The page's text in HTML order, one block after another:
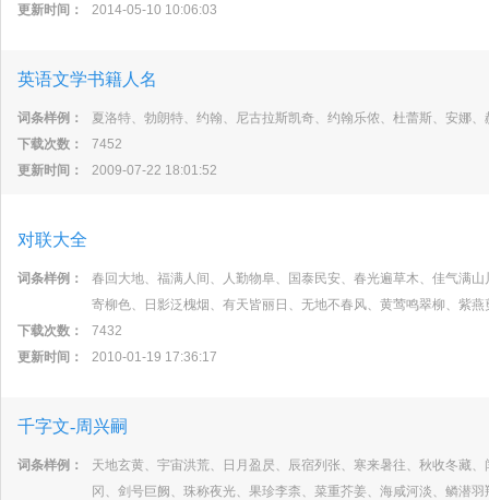
更新时间：
2014-05-10 10:06:03
英语文学书籍人名
词条样例：
夏洛特、勃朗特、约翰、尼古拉斯凯奇、约翰乐侬、杜蕾斯、安娜、
下载次数：
7452
更新时间：
2009-07-22 18:01:52
对联大全
词条样例：
春回大地、福满人间、人勤物阜、国泰民安、春光遍草木、佳气满
寄柳色、日影泛槐烟、有天皆丽日、无地不春风、黄莺鸣翠柳、紫
下载次数：
7432
更新时间：
2010-01-19 17:36:17
千字文-周兴嗣
词条样例：
天地玄黄、宇宙洪荒、日月盈昃、辰宿列张、寒来暑往、秋收冬藏
冈、剑号巨阙、珠称夜光、果珍李柰、菜重芥姜、海咸河淡、鳞潜羽